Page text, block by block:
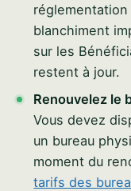
blanchiment
sur les
restent à jour.
Renouvelez le
Vous devez
un bureau
moment du
tarifs des